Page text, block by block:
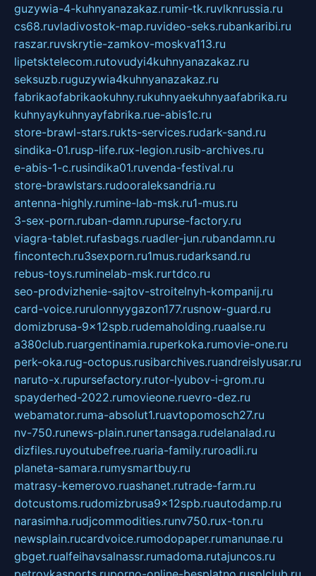
guzywia-4-kuhnyanazakaz.rumir-tk.ruvlknrussia.ru
cs68.ruvladivostok-map.ruvideo-seks.rubankaribi.ru
raszar.ruvskrytie-zamkov-moskva113.ru
lipetsktelecom.rutovudyi4kuhnyanazakaz.ru
seksuzb.ruguzywia4kuhnyanazakaz.ru
fabrikaofabrikaokuhny.rukuhnyaekuhnyaafabrika.ru
kuhnyaykuhnyayfabrika.rue-abis1c.ru
store-brawl-stars.rukts-services.rudark-sand.ru
sindika-01.rusp-life.rux-legion.rusib-archives.ru
e-abis-1-c.rusindika01.ruvenda-festival.ru
store-brawlstars.rudooraleksandria.ru
antenna-highly.rumine-lab-msk.ru1-mus.ru
3-sex-porn.ruban-damn.rupurse-factory.ru
viagra-tablet.rufasbags.ruadler-jun.rubandamn.ru
fincontech.ru3sexporn.ru1mus.rudarksand.ru
rebus-toys.ruminelab-msk.rurtdco.ru
seo-prodvizhenie-sajtov-stroitelnyh-kompanij.ru
card-voice.rurulonnyygazon177.rusnow-guard.ru
domizbrusa-9x12spb.rudemaholding.ruaalse.ru
a380club.ruargentinamia.ruperkoka.rumovie-one.ru
perk-oka.rug-octopus.rusibarchives.ruandreislyusar.ru
naruto-x.rupursefactory.rutor-lyubov-i-grom.ru
spayderhed-2022.rumovieone.ruevro-dez.ru
webamator.ruma-absolut1.ruavtopomosch27.ru
nv-750.runews-plain.runertansaga.rudelanalad.ru
dizfiles.ruyoutubefree.ruaria-family.ruroadli.ru
planeta-samara.rumysmartbuy.ru
matrasy-kemerovo.ruashanet.rutrade-farm.ru
dotcustoms.rudomizbrusa9x12spb.ruautodamp.ru
narasimha.rudjcommodities.runv750.rux-ton.ru
newsplain.rucardvoice.rumodopaper.rumanunae.ru
gbget.rualfeihavsalnassr.rumadoma.rutajuncos.ru